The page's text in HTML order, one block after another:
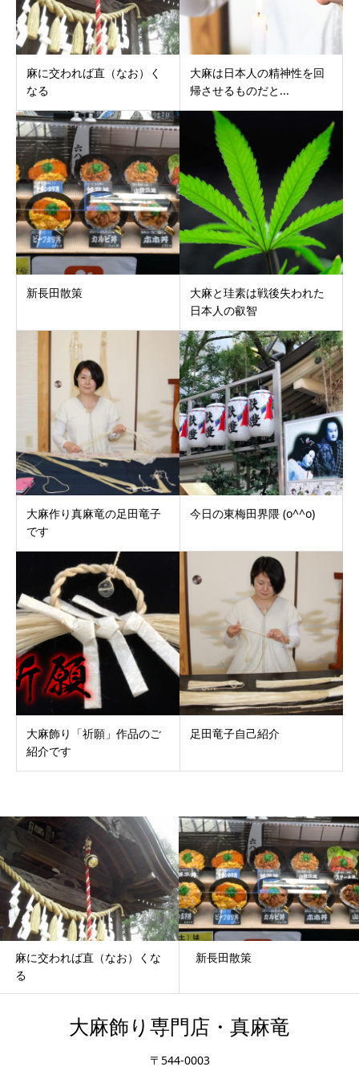
麻に交われば直（なお）く
なる
大麻は日本人の精神性を回
帰させるものだと...
新長田散策
大麻と珪素は戦後失われた
日本人の叡智
大麻作り真麻竜の足田竜子
です
今日の東梅田界隈 (o^^o)
大麻飾り「祈願」作品のご
紹介です
足田竜子自己紹介
麻に交われば直（なお）くな
る
新長田散策
大麻飾り専門店・真麻竜
〒544-0003